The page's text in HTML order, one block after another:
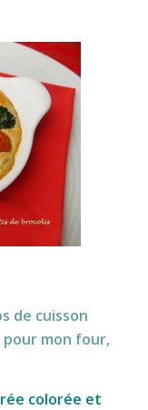
de cuisson
mon four,
colorée et